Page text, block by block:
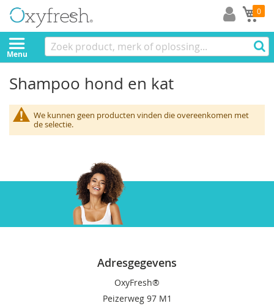
0
Menu
Shampoo hond en kat
We kunnen geen producten vinden die overeenkomen met
de selectie.
Adresgegevens
OxyFresh®
Peizerweg 97 M1